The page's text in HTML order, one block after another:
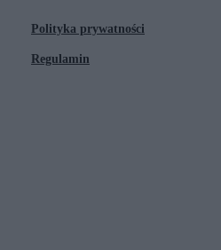
Polityka prywatności
Regulamin